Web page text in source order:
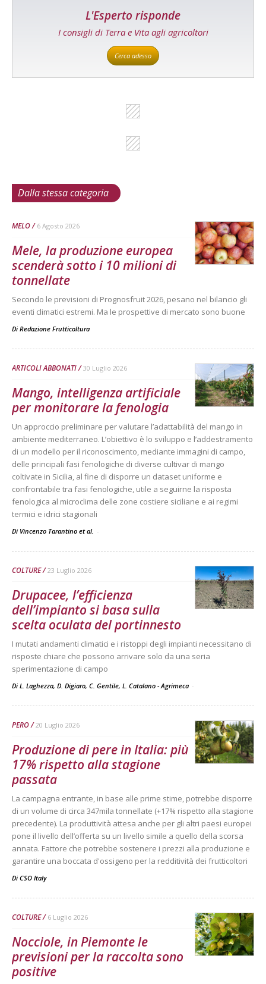
L'Esperto risponde
I consigli di Terra e Vita agli agricoltori
Cerca adesso
Dalla stessa categoria
MELO 6 Agosto 2026
Mele, la produzione europea
scenderà sotto i 10 milioni di
tonnellate
Secondo le previsioni di Prognosfruit 2026, pesano nel bilancio gli
eventi climatici estremi. Ma le prospettive di mercato sono buone
Di Redazione Frutticoltura
ARTICOLI ABBONATI 30 Luglio 2026
Mango, intelligenza artificiale
per monitorare la fenologia
Un approccio preliminare per valutare l’adattabilità del mango in
ambiente mediterraneo. L’obiettivo è lo sviluppo e l’addestramento
di un modello per il riconoscimento, mediante immagini di campo,
delle principali fasi fenologiche di diverse cultivar di mango
coltivate in Sicilia, al fine di disporre un dataset uniforme e
confrontabile tra fasi fenologiche, utile a seguirne la risposta
fenologica al microclima delle zone costiere siciliane e ai regimi
termici e idrici stagionali
Di Vincenzo Tarantino et al. -
COLTURE 23 Luglio 2026
Drupacee, l’efficienza
dell’impianto si basa sulla
scelta oculata del portinnesto
I mutati andamenti climatici e i ristoppi degli impianti necessitano di
risposte chiare che possono arrivare solo da una seria
sperimentazione di campo
Di L. Laghezza, D. Digiaro, C. Gentile, L. Catalano - Agrimeca -
PERO 20 Luglio 2026
Produzione di pere in Italia: più
17% rispetto alla stagione
passata
La campagna entrante, in base alle prime stime, potrebbe disporre
di un volume di circa 347mila tonnellate (+17% rispetto alla stagione
precedente). La produttività attesa anche per gli altri paesi europei
pone il livello dell’offerta su un livello simile a quello della scorsa
annata. Fattore che potrebbe sostenere i prezzi alla produzione e
garantire una boccata d'ossigeno per la redditività dei frutticoltori
Di CSO Italy
COLTURE 6 Luglio 2026
Nocciole, in Piemonte le
previsioni per la raccolta sono
positive